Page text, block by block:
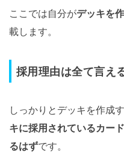
ここでは自分がデッキを
載します。
採用理由は全て言え
しっかりとデッキを作成
キに採用されているカー
るはずです。